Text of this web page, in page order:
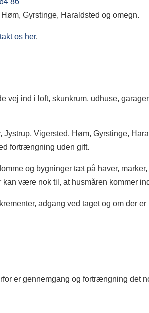
Gyrstinge, Haraldsted og omegn.
os her.
vej ind i loft, skunkrum, udhuse,
Jystrup, Vigersted, Høm, Gyrstinge,
fortrængning uden gift.
og bygninger tæt på haver, marker,
være nok til, at husmåren kommer
adgang ved taget og om der er
er gennemgang og fortrængning det